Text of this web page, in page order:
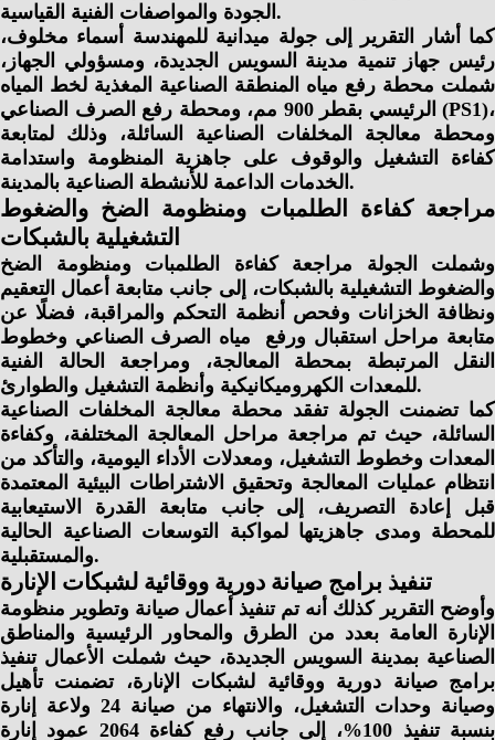
الجودة والمواصفات الفنية القياسية.
كما أشار التقرير إلى جولة ميدانية للمهندسة أسماء مخلوف،
رئيس جهاز تنمية مدينة السويس الجديدة، ومسؤولي الجهاز،
شملت محطة رفع مياه المنطقة الصناعية المغذية لخط المياه
الرئيسي بقطر 900 مم، ومحطة رفع الصرف الصناعي (PS1)،
ومحطة معالجة المخلفات الصناعية السائلة، وذلك لمتابعة
كفاءة التشغيل والوقوف على جاهزية المنظومة واستدامة
الخدمات الداعمة للأنشطة الصناعية بالمدينة.
مراجعة كفاءة الطلمبات ومنظومة الضخ والضغوط
التشغيلية بالشبكات
وشملت الجولة مراجعة كفاءة الطلمبات ومنظومة الضخ
والضغوط التشغيلية بالشبكات، إلى جانب متابعة أعمال التعقيم
ونظافة الخزانات وفحص أنظمة التحكم والمراقبة، فضلًا عن
متابعة مراحل استقبال ورفع مياه الصرف الصناعي وخطوط
النقل المرتبطة بمحطة المعالجة، ومراجعة الحالة الفنية
للمعدات الكهروميكانيكية وأنظمة التشغيل والطوارئ.
كما تضمنت الجولة تفقد محطة معالجة المخلفات الصناعية
السائلة، حيث تم مراجعة مراحل المعالجة المختلفة، وكفاءة
المعدات وخطوط التشغيل، ومعدلات الأداء اليومية، والتأكد من
انتظام عمليات المعالجة وتحقيق الاشتراطات البيئية المعتمدة
قبل إعادة التصريف، إلى جانب متابعة القدرة الاستيعابية
للمحطة ومدى جاهزيتها لمواكبة التوسعات الصناعية الحالية
والمستقبلية.
تنفيذ برامج صيانة دورية ووقائية لشبكات الإنارة
وأوضح التقرير كذلك أنه تم تنفيذ أعمال صيانة وتطوير منظومة
الإنارة العامة بعدد من الطرق والمحاور الرئيسية والمناطق
الصناعية بمدينة السويس الجديدة، حيث شملت الأعمال تنفيذ
برامج صيانة دورية ووقائية لشبكات الإنارة، تضمنت تأهيل
وصيانة وحدات التشغيل، والانتهاء من صيانة 24 ولاعة إنارة
بنسبة تنفيذ 100%، إلى جانب رفع كفاءة 2064 عمود إنارة